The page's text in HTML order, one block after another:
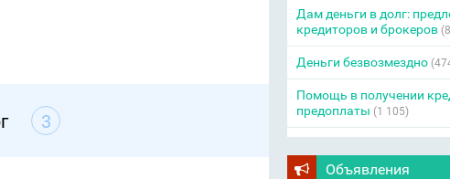
3
Дам деньги в долг:
кредиторов и брокеров
Деньги безвозмездно
Помощь в получении
предоплаты (1 105)
Объявления